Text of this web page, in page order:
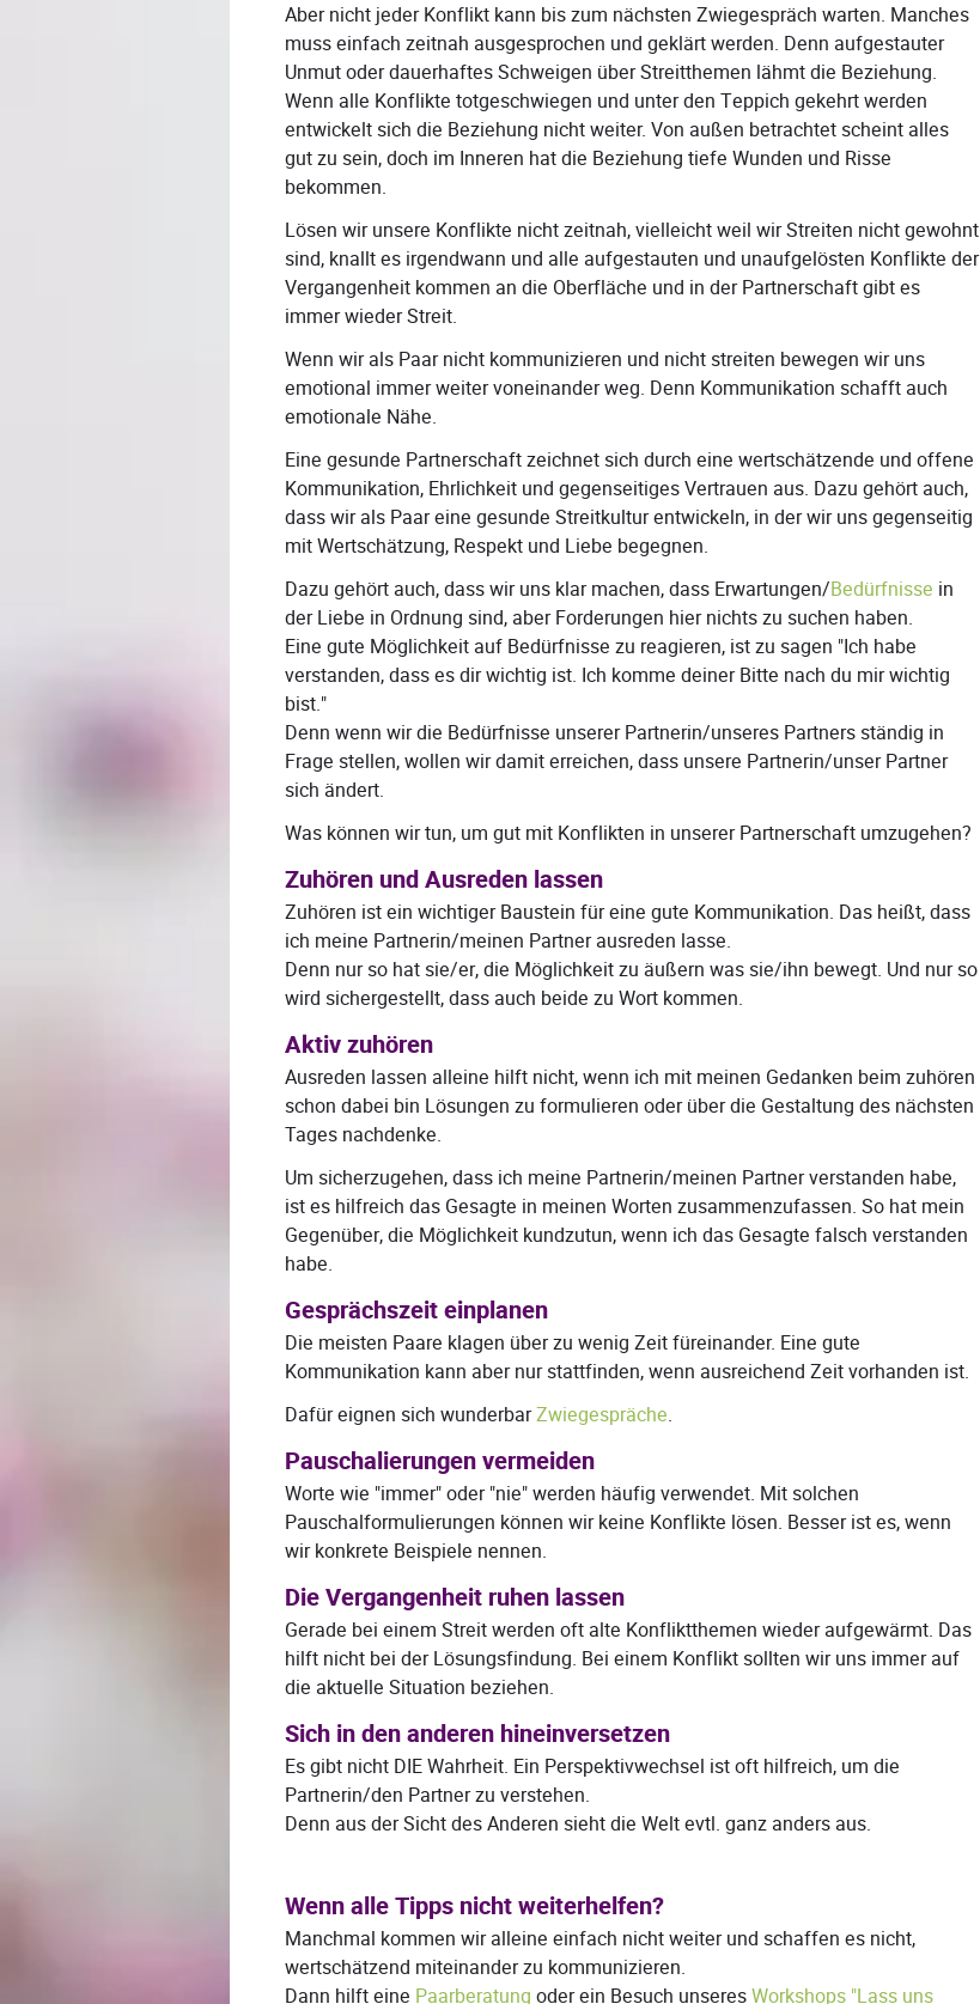
Aber nicht jeder Konflikt kann bis zum nächsten Zwiegespräch warten. Manches
muss einfach zeitnah ausgesprochen und geklärt werden. Denn aufgestauter
Unmut oder dauerhaftes Schweigen über Streitthemen lähmt die Beziehung.
Wenn alle Konflikte totgeschwiegen und unter den Teppich gekehrt werden
entwickelt sich die Beziehung nicht weiter. Von außen betrachtet scheint alles
gut zu sein, doch im Inneren hat die Beziehung tiefe Wunden und Risse
bekommen.
Lösen wir unsere Konflikte nicht zeitnah, vielleicht weil wir Streiten nicht gewohnt
sind, knallt es irgendwann und alle aufgestauten und unaufgelösten Konflikte der
Vergangenheit kommen an die Oberfläche und in der Partnerschaft gibt es
immer wieder Streit.
Wenn wir als Paar nicht kommunizieren und nicht streiten bewegen wir uns
emotional immer weiter voneinander weg. Denn Kommunikation schafft auch
emotionale Nähe.
Eine gesunde Partnerschaft zeichnet sich durch eine wertschätzende und offene
Kommunikation, Ehrlichkeit und gegenseitiges Vertrauen aus. Dazu gehört auch,
dass wir als Paar eine gesunde Streitkultur entwickeln, in der wir uns gegenseitig
mit Wertschätzung, Respekt und Liebe begegnen.
Dazu gehört auch, dass wir uns klar machen, dass Erwartungen/Bedürfnisse in
der Liebe in Ordnung sind, aber Forderungen hier nichts zu suchen haben.
Eine gute Möglichkeit auf Bedürfnisse zu reagieren, ist zu sagen "Ich habe
verstanden, dass es dir wichtig ist. Ich komme deiner Bitte nach du mir wichtig
bist."
Denn wenn wir die Bedürfnisse unserer Partnerin/unseres Partners ständig in
Frage stellen, wollen wir damit erreichen, dass unsere Partnerin/unser Partner
sich ändert.
Was können wir tun, um gut mit Konflikten in unserer Partnerschaft umzugehen?
Zuhören und Ausreden lassen
Zuhören ist ein wichtiger Baustein für eine gute Kommunikation. Das heißt, dass
ich meine Partnerin/meinen Partner ausreden lasse.
Denn nur so hat sie/er, die Möglichkeit zu äußern was sie/ihn bewegt. Und nur so
wird sichergestellt, dass auch beide zu Wort kommen.
Aktiv zuhören
Ausreden lassen alleine hilft nicht, wenn ich mit meinen Gedanken beim zuhören
schon dabei bin Lösungen zu formulieren oder über die Gestaltung des nächsten
Tages nachdenke.
Um sicherzugehen, dass ich meine Partnerin/meinen Partner verstanden habe,
ist es hilfreich das Gesagte in meinen Worten zusammenzufassen. So hat mein
Gegenüber, die Möglichkeit kundzutun, wenn ich das Gesagte falsch verstanden
habe.
Gesprächszeit einplanen
Die meisten Paare klagen über zu wenig Zeit füreinander. Eine gute
Kommunikation kann aber nur stattfinden, wenn ausreichend Zeit vorhanden ist.
Dafür eignen sich wunderbarZwiegespräche.
Pauschalierungen vermeiden
Worte wie "immer" oder "nie" werden häufig verwendet. Mit solchen
Pauschalformulierungen können wir keine Konflikte lösen. Besser ist es, wenn
wir konkrete Beispiele nennen.
Die Vergangenheit ruhen lassen
Gerade bei einem Streit werden oft alte Konfliktthemen wieder aufgewärmt. Das
hilft nicht bei der Lösungsfindung. Bei einem Konflikt sollten wir uns immer auf
die aktuelle Situation beziehen.
Sich in den anderen hineinversetzen
Es gibt nicht DIE Wahrheit. Ein Perspektivwechsel ist oft hilfreich, um die
Partnerin/den Partner zu verstehen.
Denn aus der Sicht des Anderen sieht die Welt evtl. ganz anders aus.
Wenn alle Tipps nicht weiterhelfen?
Manchmal kommen wir alleine einfach nicht weiter und schaffen es nicht,
wertschätzend miteinander zu kommunizieren.
Dann hilft eine Paarberatung oder ein Besuch unseresWorkshops "Lass uns